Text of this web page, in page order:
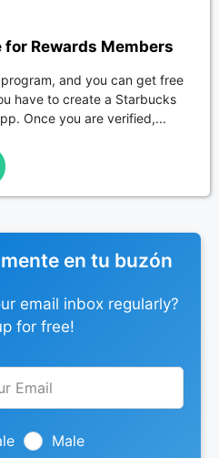
Rewards Members
and you can get free
have to create a Starbucks
Once you are verified,...
en tu buzón
email inbox regularly?
for free!
Male